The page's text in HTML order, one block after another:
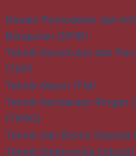
Desain Pemodelan dan
Bangunan (DPIB)
Teknik Konstruksi dan
(TKP)
Teknik Mesin (TM)
Teknik Kendaraan Ringan
(TKRO)
Teknik dan Bisnis Sepeda
Teknik Elektronika Industri